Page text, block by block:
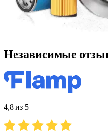
Независимые
4,8 из 5